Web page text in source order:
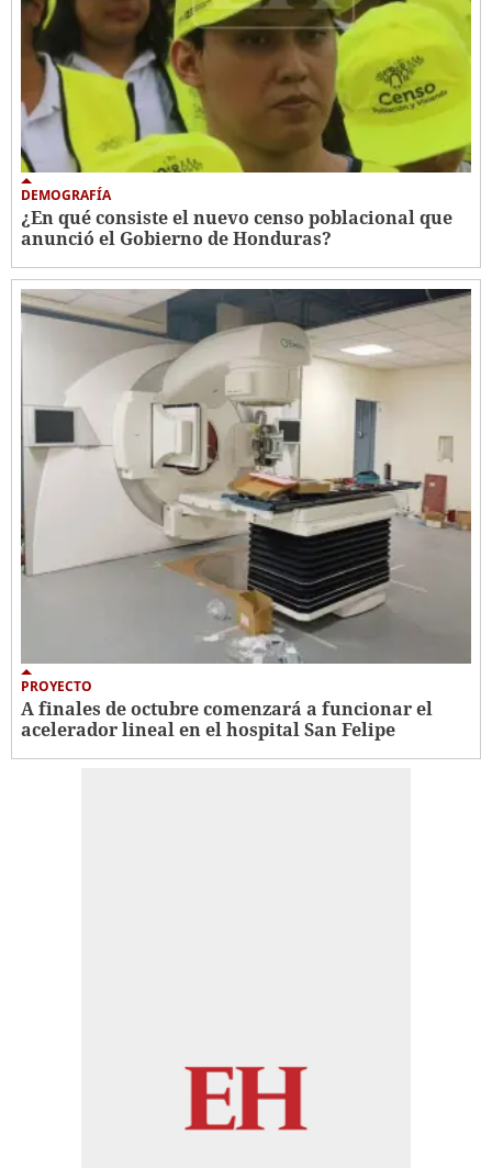
DEMOGRAFÍA
¿En qué consiste el nuevo censo poblacional que
anunció el Gobierno de Honduras?
PROYECTO
A finales de octubre comenzará a funcionar el
acelerador lineal en el hospital San Felipe